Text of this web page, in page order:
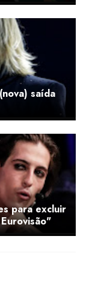
saída
para excluir